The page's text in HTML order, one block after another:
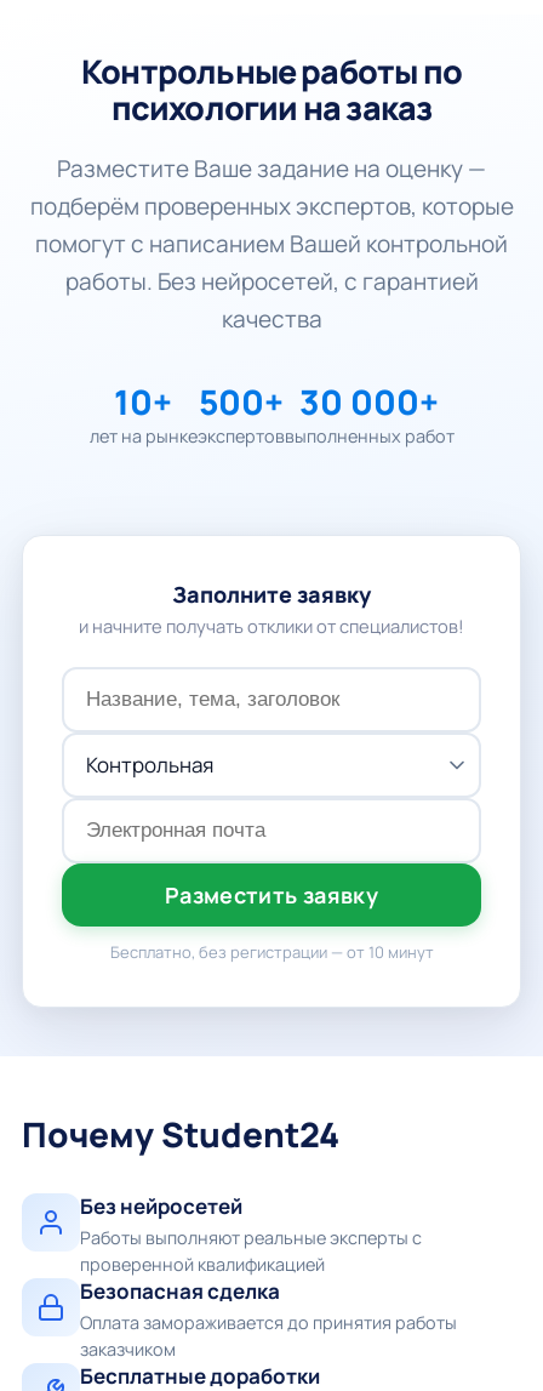
Контрольные работы по
психологии на заказ
Разместите Ваше задание на оценку —
подберём проверенных экспертов, которые
помогут с написанием Вашей контрольной
работы. Без нейросетей, с гарантией
качества
10+
лет на рынке
500+
экспертов
30 000+
выполненных работ
Заполните заявку
и начните получать отклики от специалистов!
Разместить заявку
Бесплатно, без регистрации — от 10 минут
Почему Student24
Без нейросетей
Работы выполняют реальные эксперты с
проверенной квалификацией
Безопасная сделка
Оплата замораживается до принятия работы
заказчиком
Бесплатные доработки